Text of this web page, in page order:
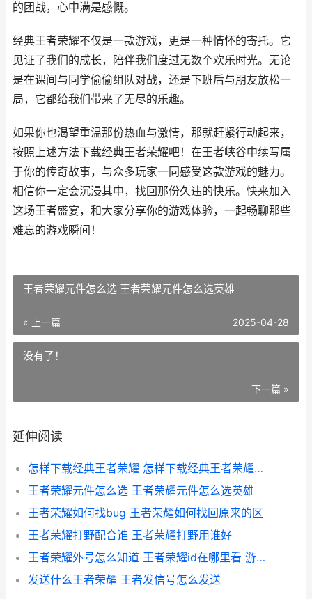
的团战，心中满是感慨。
经典王者荣耀不仅是一款游戏，更是一种情怀的寄托。它
见证了我们的成长，陪伴我们度过无数个欢乐时光。无论
是在课间与同学偷偷组队对战，还是下班后与朋友放松一
局，它都给我们带来了无尽的乐趣。
如果你也渴望重温那份热血与激情，那就赶紧行动起来，
按照上述方法下载经典王者荣耀吧！在王者峡谷中续写属
于你的传奇故事，与众多玩家一同感受这款游戏的魅力。
相信你一定会沉浸其中，找回那份久违的快乐。快来加入
这场王者盛宴，和大家分享你的游戏体验，一起畅聊那些
难忘的游戏瞬间！
王者荣耀元件怎么选 王者荣耀元件怎么选英雄
« 上一篇 2025-04-28
没有了！
下一篇 »
延伸阅读
怎样下载经典王者荣耀 怎样下载经典王者荣耀手机版
王者荣耀元件怎么选 王者荣耀元件怎么选英雄
王者荣耀如何找bug 王者荣耀如何找回原来的区
王者荣耀打野配合谁 王者荣耀打野用谁好
王者荣耀外号怎么知道 王者荣耀id在哪里看 游戏角色id是哪个
发送什么王者荣耀 王者发信号怎么发送